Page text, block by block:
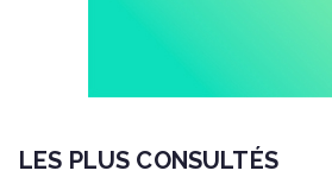
LES PLUS CONSULTÉS